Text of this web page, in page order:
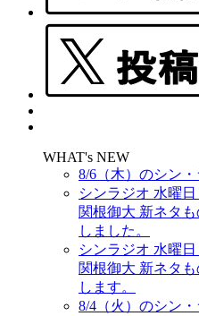
WHAT's NEW
8/6（木）のシン
シンラジオ 水曜
関根御大 新ネタ
しました。
シンラジオ 水曜
関根御大 新ネタ
します。
8/4（火）のシン